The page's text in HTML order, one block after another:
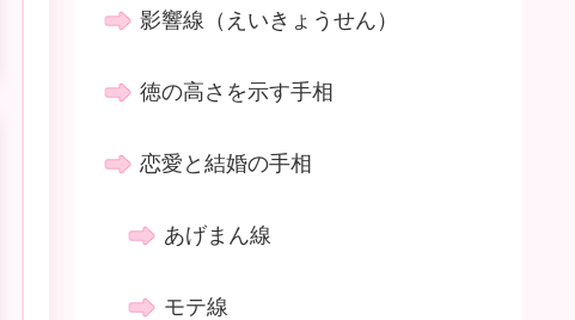
影響線（えいきょうせん）
徳の高さを示す手相
恋愛と結婚の手相
あげまん線
モテ線